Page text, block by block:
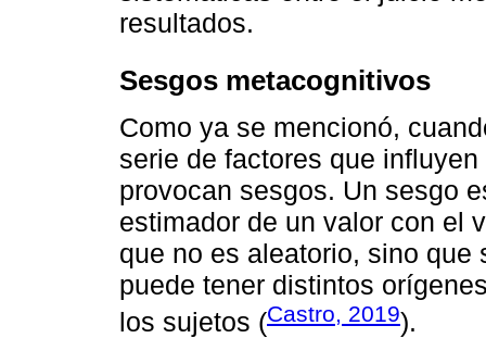
resultados.
Sesgos metacognitivos
Como ya se mencionó,
serie de factores que
provocan sesgos. Un sesgo
estimador de un valor con el
que no es aleatorio, sino
puede tener distintos
los sujetos (Castro, 2019).